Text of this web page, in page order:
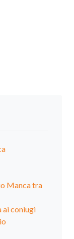
Manca tra
ai coniugi